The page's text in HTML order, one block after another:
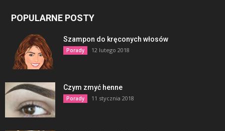
POPULARNE POSTY
Szampon do kręconych włosów
Porady 12 lutego 2018
Czym zmyć henne
Porady 11 stycznia 2018